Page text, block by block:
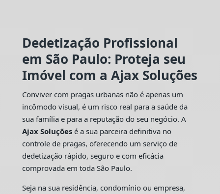
Dedetização Profissional
em São Paulo: Proteja seu
Imóvel com a Ajax Soluções
Conviver com pragas urbanas não é apenas um
incômodo visual, é um risco real para a saúde da
sua família e para a reputação do seu negócio. A
Ajax Soluçõesé a sua parceira definitiva no
controle de pragas, oferecendo um serviço de
dedetização rápido, seguro e com eficácia
comprovada em toda São Paulo.
Seja na sua residência, condomínio ou empresa,